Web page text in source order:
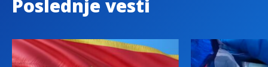
Poslednje vesti